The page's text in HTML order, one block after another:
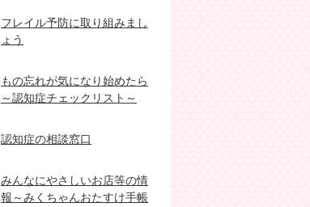
フレイル予防に取り組みまし
ょう
もの忘れが気になり始めたら
～認知症チェックリスト～
認知症の相談窓口
みんなにやさしいお店等の情
報～みくちゃんおたすけ手帳